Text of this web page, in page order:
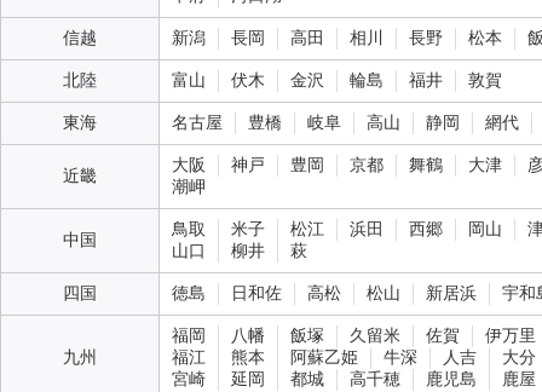
信越 新潟 長岡 高田 相川 長野 松本
北陸 富山 伏木 金沢 輪島 福井 敦賀
東海 名古屋 豊橋 岐阜 高山 静岡 網代
近畿
大阪 神戸 豊岡 京都 舞鶴 大津
潮岬
中国
鳥取 米子 松江 浜田 西郷 岡山
山口
柳井 萩
四国 徳島 日和佐 高松 松山 新居浜 宇和
九州
福岡 八幡 飯塚 久留米 佐賀
伊万里
福江
熊本 阿蘇乙姫 牛深 人吉
大分
宮崎
延岡 都城 高千穂 鹿児島 鹿屋